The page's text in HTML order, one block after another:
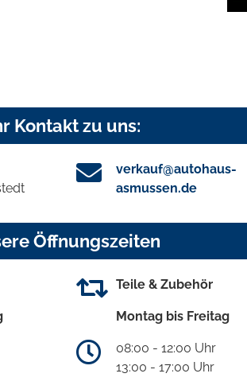
Kontakt zu uns:
verkauf@autohaus-
asmussen.de
Öffnungszeiten
Teile & Zubehör
Montag bis Freitag
08:00 - 12:00 Uhr
13:00 - 17:00 Uhr